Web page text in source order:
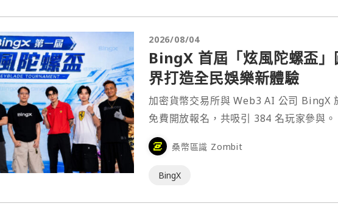
2026/08/04
BingX 首屆「炫風陀螺盃
界打造全民娛樂新體驗
加密貨幣交易所與 Web3 AI 公司 BingX
免費開放報名，共吸引 384 名玩家參與。
桑幣區識 Zombit
BingX